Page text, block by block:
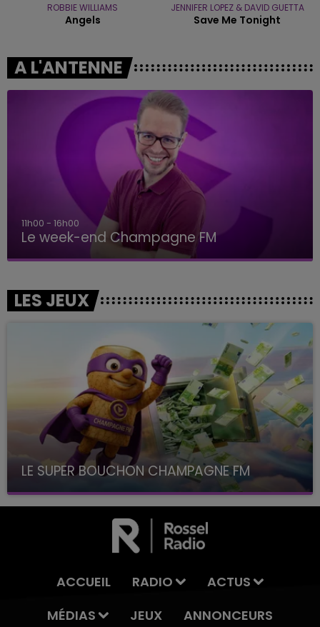
ROBBIE WILLIAMS
Angels
JENNIFER LOPEZ & DAVID GUETTA
Save Me Tonight
A L'ANTENNE
11h00 - 16h00
Le week-end Champagne FM
LES JEUX
LE SUPER BOUCHON CHAMPAGNE FM
avec La Famille Champagne FM, à 8H10
ACCUEIL RADIO
ACTUS
MÉDIAS
JEUX ANNONCEURS